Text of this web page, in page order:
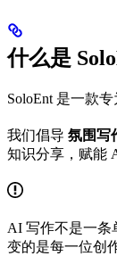
什么是
SoloEnt 是一款
我们倡导 氛围写
知识分享，赋能
AI 写作不是一条
变的是每一位创